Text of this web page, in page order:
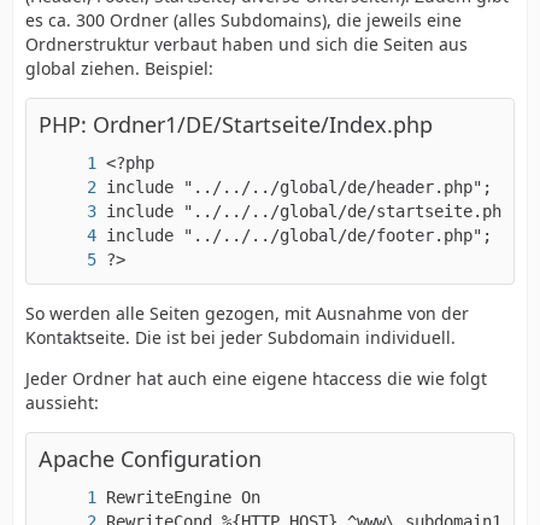
es ca. 300 Ordner (alles Subdomains), die jeweils eine
Ordnerstruktur verbaut haben und sich die Seiten aus
global ziehen. Beispiel:
PHP: Ordner1/DE/Startseite/Index.php
?>
So werden alle Seiten gezogen, mit Ausnahme von der
Kontaktseite. Die ist bei jeder Subdomain individuell.
Jeder Ordner hat auch eine eigene htaccess die wie folgt
aussieht:
Apache Configuration